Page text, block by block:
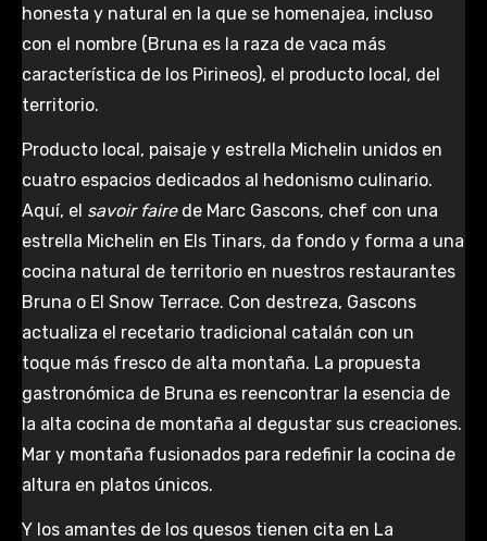
honesta y natural en la que se homenajea, incluso
con el nombre (Bruna es la raza de vaca más
característica de los Pirineos), el producto local, del
territorio.
Producto local, paisaje y estrella Michelin unidos en
cuatro espacios dedicados al hedonismo culinario.
Aquí, el savoir fairede Marc Gascons, chef con una
estrella Michelin en Els Tinars, da fondo y forma a una
cocina natural de territorio en nuestros restaurantes
Bruna o El Snow Terrace. Con destreza, Gascons
actualiza el recetario tradicional catalán con un
toque más fresco de alta montaña. La propuesta
gastronómica de Bruna es reencontrar la esencia de
la alta cocina de montaña al degustar sus creaciones.
Mar y montaña fusionados para redefinir la cocina de
altura en platos únicos.
Y los amantes de los quesos tienen cita en La